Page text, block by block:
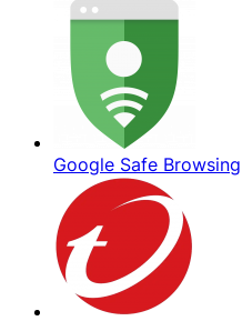
Google Safe Browsing